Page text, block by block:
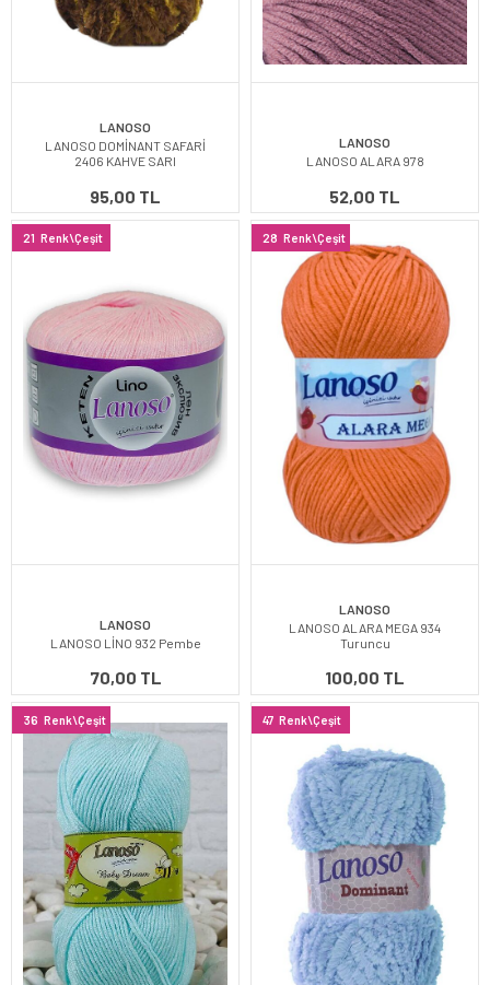
LANOSO
LANOSO DOMİNANT SAFARİ
2406 KAHVE SARI
95,00 TL
LANOSO
LANOSO ALARA 978
52,00 TL
21 Renk\Çeşit
LANOSO
LANOSO LİNO 932 Pembe
70,00 TL
28 Renk\Çeşit
LANOSO
LANOSO ALARA MEGA 934
Turuncu
100,00 TL
36 Renk\Çeşit 47 Renk\Çeşit